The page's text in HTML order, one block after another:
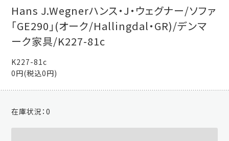
Hans J.Wegnerハンス・J・ウェグナー/ソファ
「GE290」(オーク/Hallingdal・GR)/デンマ
ーク家具/K227-81c
K227-81c
0円(税込0円)
在庫状況：0